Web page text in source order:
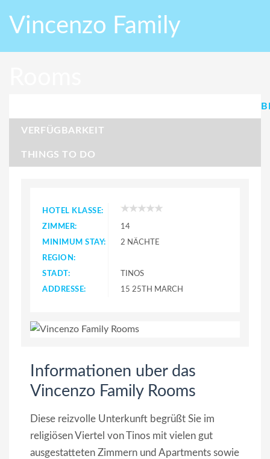
Vincenzo Family
VERFÜGBARKEIT
THINGS TO DO
HOTEL KLASSE:
ZIMMER:
14
MINIMUM STAY:
2 NÄCHTE
REGION:
STADT:
TINOS
ADDRESSE:
15 25TH MARCH
Informationen uber das
Vincenzo Family Rooms
Diese reizvolle Unterkunft begrüßt Sie im
religiösen Viertel von Tinos mit vielen gut
ausgestatteten Zimmern und Apartments sowie